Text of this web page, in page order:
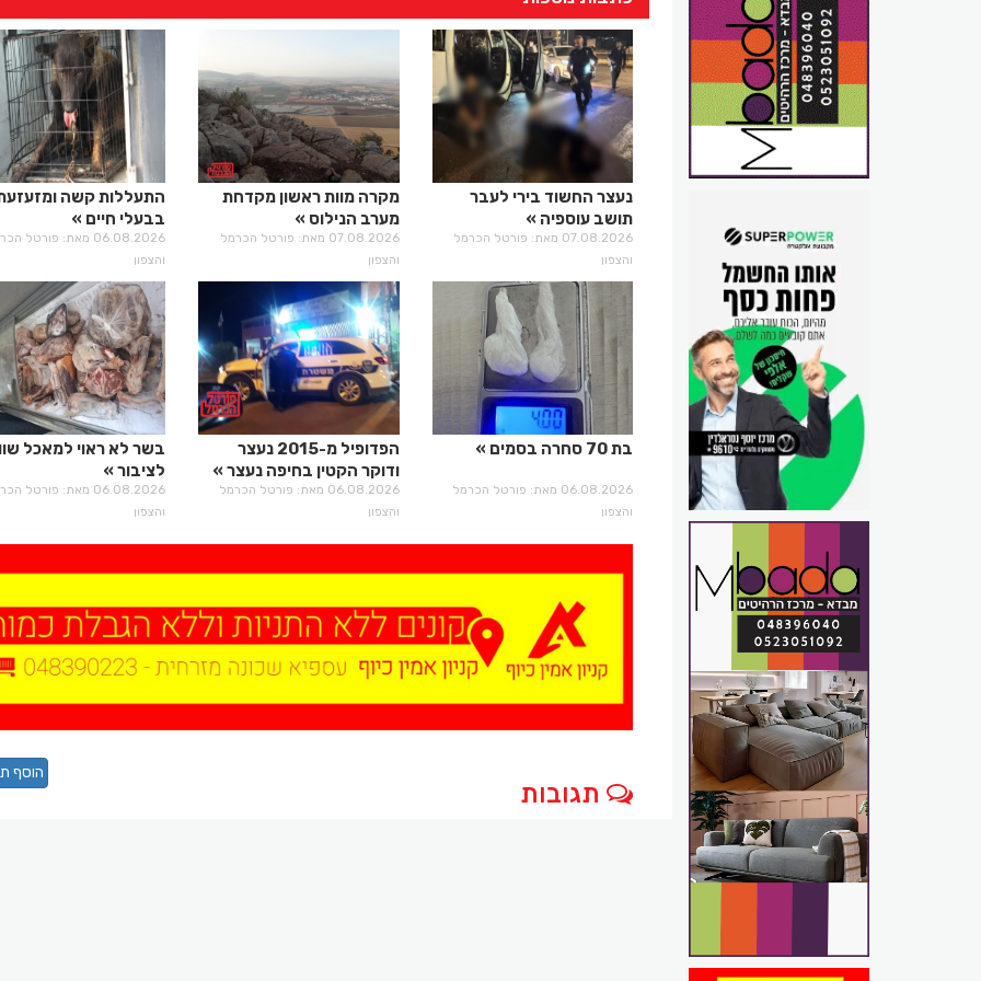
נעצר החשוד בירי לעבר
תושב עוספיה
07.08.2026 מאת: פורטל הכרמל
והצפון
מקרה מוות ראשון מקדחת
מערב הנילוס
07.08.2026 מאת: פורטל הכרמל
והצפון
התעללות קשה
בבעלי חיים
06.08.2026 מאת: פורטל
והצפון
בת 70 סחרה בסמים
06.08.2026 מאת: פורטל הכרמל
והצפון
הפדופיל מ-2015 נעצר
ודוקר הקטין בחיפה נעצר
06.08.2026 מאת: פורטל הכרמל
והצפון
בשר לא ראוי למאכל
לציבור
06.08.2026 מאת: פורטל
והצפון
תגובות
הוסף